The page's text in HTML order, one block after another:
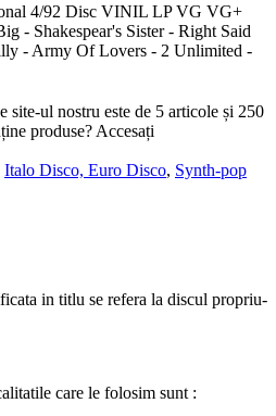
4/92 Disc VINIL LP VG VG+
- Shakespear's Sister - Right Said
- Army Of Lovers - 2 Unlimited -
site-ul nostru este de 5 articole și 250
produse? Accesați
Italo Disco, Euro Disco, Synth-pop
in titlu se refera la discul propriu-
care le folosim sunt :